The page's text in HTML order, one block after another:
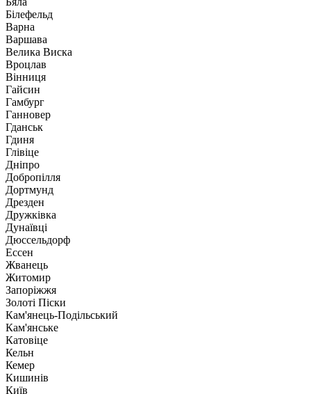
Білефельд
Варна
Варшава
Велика Виска
Вроцлав
Вінниця
Гайсин
Гамбург
Ганновер
Гданськ
Гдиня
Глівіце
Дніпро
Добропілля
Дортмунд
Дрезден
Дружківка
Дунаївці
Дюссельдорф
Ессен
Жванець
Житомир
Запоріжжя
Золоті Піски
Кам'янець-Подільський
Кам'янське
Катовіце
Кельн
Кемер
Кишинів
Київ